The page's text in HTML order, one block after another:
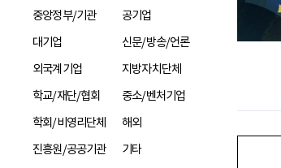
중앙정부/기관
공기업
대기업
신문/방송/언론
외국계기업
지방자치단체
학교/재단/협회
중소/벤처기업
학회/비영리단체
해외
진흥원/공공기관
기타